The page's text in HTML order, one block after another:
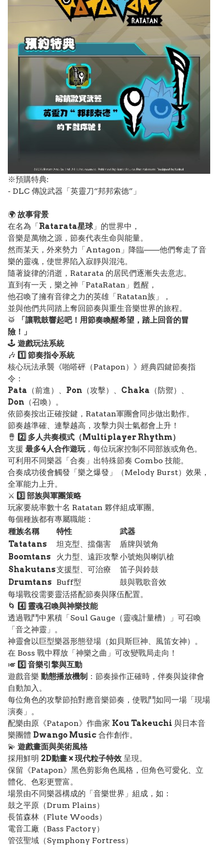
※預購特典:
- DLC 傳說武器「英靈刀“邦邦索德”」
🌍 故事背景
在名為「Ratarata星球」的世界中，
音樂是萬物之源，節奏代表生命與能量。
然而某天，外來勢力「Antagon」降臨——他們奪走了音
樂的靈魂，使世界陷入寂靜與混沌。
隨著旋律的消逝，Ratarata 的居民們逐漸失去意志。
直到有一天，樂之神「PataRatan」甦醒，
他召喚了擁有音律之力的英雄「Ratatan族」，
並與他們共同踏上奪回節奏與重生音樂世界的旅程。
🥁
「讓戰鼓響起吧！用節奏喚醒希望，踏上回音的冒
險！」
🕹️ 遊戲玩法系統
🎶 1️⃣ 節奏指令系統
核心玩法承襲《啪嗒砰（Patapon）》經典四鍵節奏指
令：
Pata （前進）、 Pon （攻擊）、 Chaka （防禦）、
Don （召喚）。
依節奏按出正確按鍵，Ratatan軍團會同步做出動作。
節奏越準確、連擊越高，攻擊力與士氣都會上升！
🪘 2️⃣ 多人共奏模式（Multiplayer Rhythm）
支援 最多4人合作遊玩，每位玩家控制不同部族或角色。
可利用不同樂器「合奏」出特殊節奏 Combo 技能。
合奏成功後會觸發「樂之爆發」（Melody Burst）效果，
全軍能力上升。
⚔️ 3️⃣ 部族與軍團策略
玩家要統率數十名 Ratatan 夥伴組成軍團。
每個種族都有專屬職能：
種族名稱
特性
武器
Tatatans
坦克型、擋傷害
盾牌與號角
Boomtans
火力型、遠距攻擊小號炮與喇叭槍
Shakutans支援型、可治療
笛子與鈴鼓
Drumtans Buff型
鼓與戰歌音效
每場戰役需要靈活搭配節奏與隊伍配置。
🌀
4️⃣ 靈魂召喚與神樂技能
透過戰鬥中累積「Soul Gauge（靈魂計量槽）」可召喚
「音之神靈」。
神靈會以巨型樂器形態登場（如貝斯巨神、風笛女神）。
在 Boss 戰中釋放「神樂之曲」可改變戰局走向！
🎺 5️⃣ 音樂引擎與互動
遊戲音樂 動態播放機制 ：節奏操作正確時，伴奏與旋律會
自動加入。
每位角色的攻擊節拍對應音樂節奏，使戰鬥如同一場「現場
演奏」。
配樂由原《Patapon》作曲家 Kou Takeuchi 與日本音
樂團體 Dwango Music 合作創作。
💫 遊戲畫面與美術風格
採用鮮明 2D動畫 × 現代粒子特效 呈現。
保留《Patapon》黑色剪影角色風格，但角色可愛化、立
體化、色彩更豐富。
場景由不同樂器構成的「音樂世界」組成，如：
鼓之平原（Drum Plains）
長笛森林（Flute Woods）
電音工廠（Bass Factory）
管弦聖域（Symphony Fortress）